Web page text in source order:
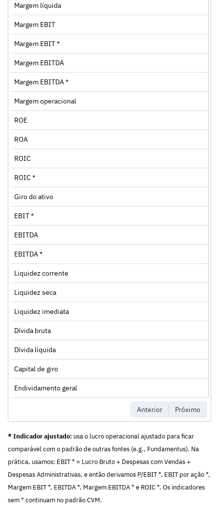
Margem líquida
Margem EBIT
Margem EBIT *
Margem EBITDA
Margem EBITDA *
Margem operacional
ROE
ROA
ROIC
ROIC *
Giro do ativo
EBIT *
EBITDA
EBITDA *
Liquidez corrente
Liquidez seca
Liquidez imediata
Dívida bruta
Dívida líquida
Capital de giro
Endividamento geral
Anterior Próximo
* Indicador ajustado: usa o lucro operacional ajustado para ficar
comparável com o padrão de outras fontes (e.g., Fundamentus). Na
prática, usamos: EBIT * = Lucro Bruto + Despesas com Vendas +
Despesas Administrativas, e então derivamos P/EBIT *, EBIT por ação *,
Margem EBIT *, EBITDA *, Margem EBITDA * e ROIC *. Os indicadores
sem * continuam no padrão CVM.